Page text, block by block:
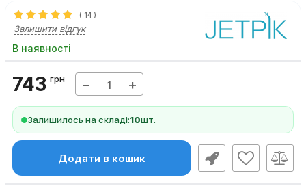
( 14 )
Залишити відгук
В наявності
743 грн − +
Залишилось на складі:10шт.
Додати в кошик